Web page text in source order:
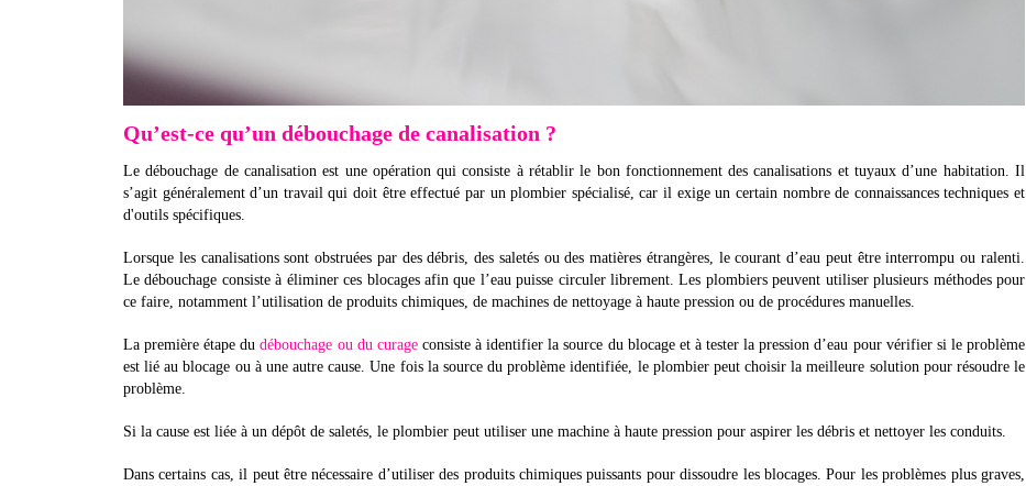
Qu’est-ce qu’un débouchage de canalisation ?
Le débouchage de canalisation est une opération qui consiste à rétablir le bon fonctionnement des canalisations et tuyaux d’une habitation. Il
s’agit généralement d’un travail qui doit être effectué par un plombier spécialisé, car il exige un certain nombre de connaissances techniques et
d'outils spécifiques.
Lorsque les canalisations sont obstruées par des débris, des saletés ou des matières étrangères, le courant d’eau peut être interrompu ou ralenti.
Le débouchage consiste à éliminer ces blocages afin que l’eau puisse circuler librement. Les plombiers peuvent utiliser plusieurs méthodes pour
ce faire, notamment l’utilisation de produits chimiques, de machines de nettoyage à haute pression ou de procédures manuelles.
La première étape dudébouchage ou du curageconsiste à identifier la source du blocage et à tester la pression d’eau pour vérifier si le problème
est lié au blocage ou à une autre cause. Une fois la source du problème identifiée, le plombier peut choisir la meilleure solution pour résoudre le
problème.
Si la cause est liée à un dépôt de saletés, le plombier peut utiliser une machine à haute pression pour aspirer les débris et nettoyer les conduits.
Dans certains cas, il peut être nécessaire d’utiliser des produits chimiques puissants pour dissoudre les blocages. Pour les problèmes plus graves,